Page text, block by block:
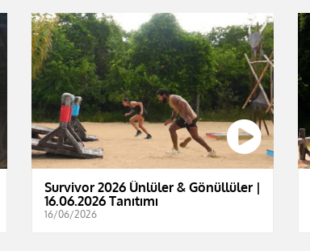
Survivor 2026 Ünlüler & Gönüllüler |
16.06.2026 Tanıtımı
16/06/2026